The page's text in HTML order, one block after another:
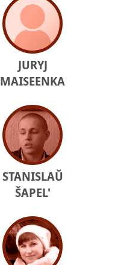
JURYJ
MAISEENKA
STANISLAŬ
ŠAPEL'